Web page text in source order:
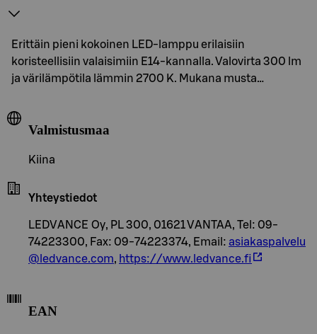
Erittäin pieni kokoinen LED-lamppu erilaisiin
koristeellisiin valaisimiin E14-kannalla. Valovirta 300 lm
ja värilämpötila lämmin 2700 K. Mukana musta…
Valmistusmaa
Kiina
Yhteystiedot
LEDVANCE Oy, PL 300, 01621 VANTAA, Tel: 09-
74223300, Fax: 09-74223374, Email: asiakaspalvelu
@ledvance.com, https://www.ledvance.fi
EAN